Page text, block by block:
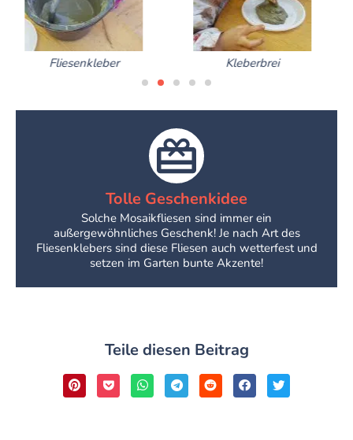
Kleberbrei Steine eindrücken
Tolle Geschenkidee
Solche Mosaikfliesen sind immer ein
außergewöhnliches Geschenk! Je nach Art des
Fliesenklebers sind diese Fliesen auch wetterfest und
setzen im Garten bunte Akzente!
Teile diesen Beitrag